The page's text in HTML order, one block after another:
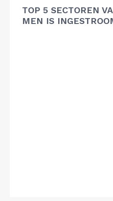
TOP 5 SECTOREN
MEN IS